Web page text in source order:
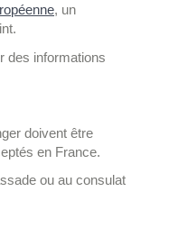
, un
des informations
doivent être
en France.
ou au consulat